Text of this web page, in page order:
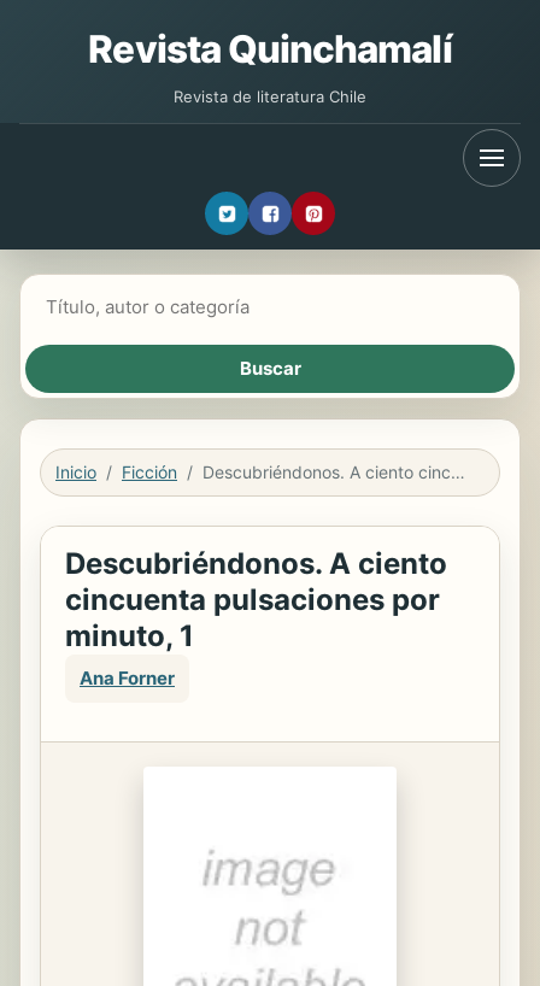
Revista Quinchamalí
Revista de literatura Chile
Inicio Ficción Descubriéndonos. A ciento cincuenta pulsaciones por minuto, 1
Descubriéndonos. A ciento
cincuenta pulsaciones por
minuto, 1
Ana Forner